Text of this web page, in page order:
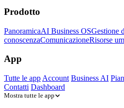
Prodotto
PanoramicaAI Business OSGestione
conoscenzaComunicazioneRisorse
App
Tutte le app Account Business AI
Contatti Dashboard
Mostra tutte le app